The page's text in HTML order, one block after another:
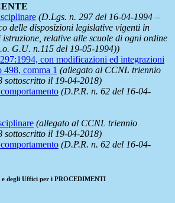
(D.Lgs. n. 297 del 16-04-1994 –
delle disposizioni legislative vigenti in
relative alle scuole di ogni ordine
G.U. n.115 del 19-05-1994))
con modificazioni ed integrazioni
498, comma 1 (allegato al CCNL triennio
sottoscritto il 19-04-2018)
(D.P.R. n. 62 del 16-04-
(allegato al CCNL triennio
sottoscritto il 19-04-2018)
(D.P.R. n. 62 del 16-04-
degli Uffici per i PROCEDIMENTI